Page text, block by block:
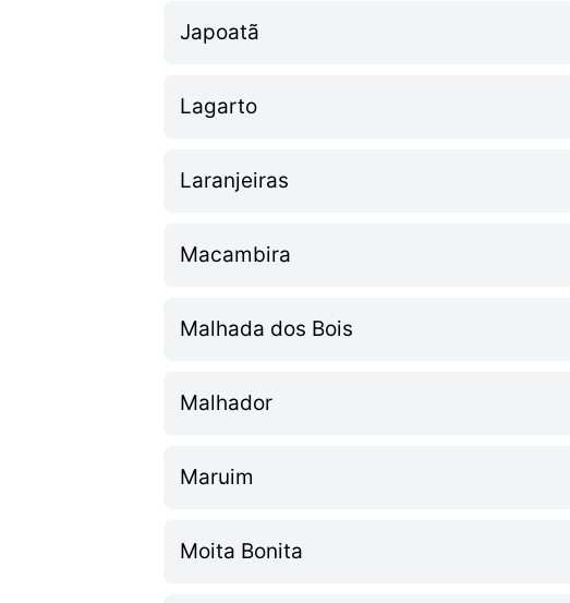
Japoatã
Lagarto
Laranjeiras
Macambira
Malhada dos Bois
Malhador
Maruim
Moita Bonita